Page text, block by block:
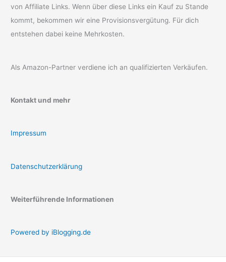
von Affiliate Links. Wenn über diese Links ein Kauf zu Stande
kommt, bekommen wir eine Provisionsvergütung. Für dich
entstehen dabei keine Mehrkosten.
Als Amazon-Partner verdiene ich an qualifizierten Verkäufen.
Kontakt und mehr
Impressum
Datenschutzerklärung
Weiterführende Informationen
Powered by iBlogging.de